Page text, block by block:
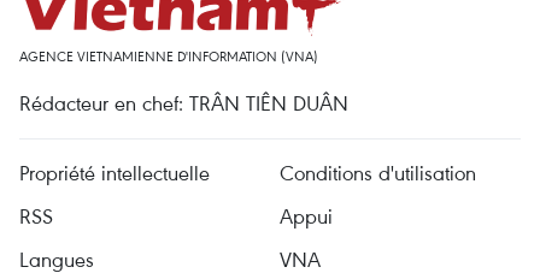
AGENCE VIETNAMIENNE D'INFORMATION (VNA)
Rédacteur en chef: TRÂN TIÊN DUÂN
Propriété intellectuelle
Conditions d'utilisation
RSS
Appui
Langues
VNA